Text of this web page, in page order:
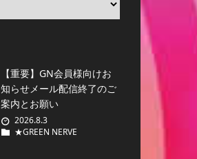
【重要】GN会員様向けお
知らせメール配信終了のご
案内とお願い
2026.8.3
★GREEN NERVE